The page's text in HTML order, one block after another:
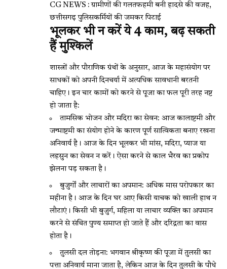
CG NEWS : ग्रामीणों की गलतफहमी बनी हादसे की वजह,
छत्तीसगढ़ पुलिसकर्मियों की जमकर पिटाई
भूलकर भी न करें ये 4 काम, बढ़ सकती
हैं मुश्किलें
शास्त्रों और पौराणिक ग्रंथों के अनुसार, आज के महासंयोग पर
साधकों को अपनी दिनचर्या में अत्यधिक सावधानी बरतनी
चाहिए। इन चार कामों को करने से पूजा का फल पूरी तरह नष्ट
हो जाता है:
तामसिक भोजन और मदिरा का सेवन: आज कालाष्टमी और
जन्माष्टमी का संयोग होने के कारण पूर्ण सात्विकता बनाए रखना
अनिवार्य है। आज के दिन भूलकर भी मांस, मदिरा, प्याज या
लहसुन का सेवन न करें। ऐसा करने से काल भैरव का प्रकोप
झेलना पड़ सकता है।
बुजुर्गों और लाचारों का अपमान: अधिक मास परोपकार का
महीना है। आज के दिन घर आए किसी याचक को खाली हाथ न
लौटाएं। किसी भी बुजुर्ग, महिला या लाचार व्यक्ति का अपमान
करने से संचित पुण्य समाप्त हो जाते हैं और दरिद्रता का वास
होता है।
तुलसी दल तोड़ना: भगवान श्रीकृष्ण की पूजा में तुलसी का
पत्ता अनिवार्य माना जाता है, लेकिन आज के दिन तुलसी के पौधे